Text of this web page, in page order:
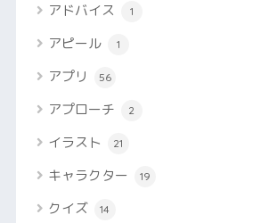
アドバイス 1
アピール 1
アプリ 56
アプローチ 2
イラスト 21
キャラクター 19
クイズ 14